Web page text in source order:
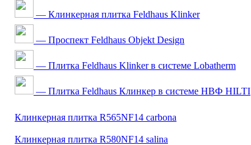
— Клинкерная плитка Feldhaus Klinker
— Проспект Feldhaus Objekt Design
— Плитка Feldhaus Klinker в системе Lobatherm
— Плитка Feldhaus Клинкер в системе НВФ HILTI
Клинкерная плитка R565NF14 carbona
Клинкерная плитка R580NF14 salina